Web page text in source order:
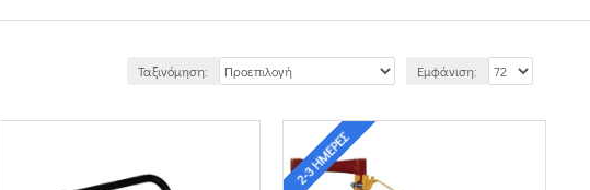
Ταξινόμηση: Εμφάνιση:
2-3 ΗΜΈΡΕΣ